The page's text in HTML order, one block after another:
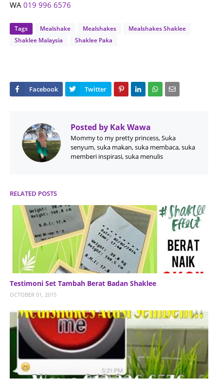
WA 019 996 6576
Tags Mealshake Mealshakes
Mealshakes Shaklee
Shaklee Malaysia
Shaklee Paka
Posted by Kak Wawa
Mommy to my pretty princess, Suka
senyum, suka makan, suka membaca, suka
memberi inspirasi, suka menulis
RELATED POSTS
Testimoni Set Tambah Berat Badan Shaklee
OCTOBER 01, 2015